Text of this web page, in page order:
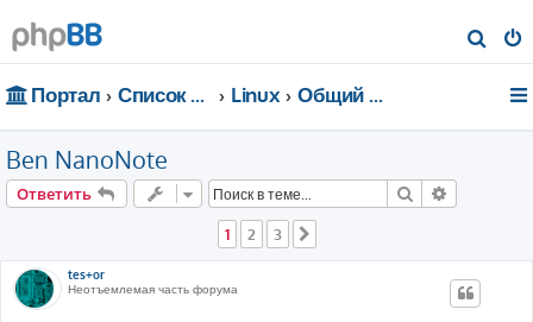
о
Портал Список форумов Linux Общий форум
Ben NanoNote
Ответить Поиск
1 2 3
tes+or
Неотъемлемая часть форума